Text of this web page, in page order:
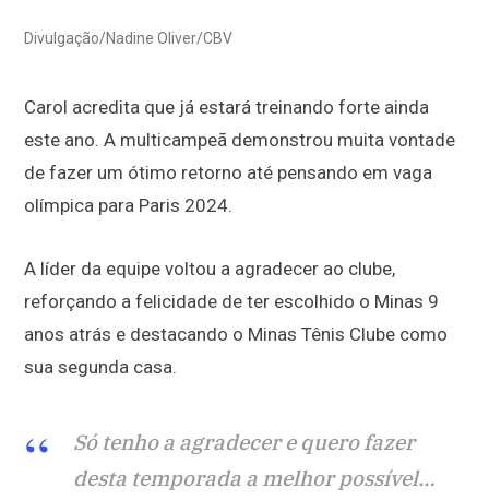
Divulgação/Nadine Oliver/CBV
Carol acredita que já estará treinando forte ainda
este ano. A multicampeã demonstrou muita vontade
de fazer um ótimo retorno até pensando em vaga
olímpica para Paris 2024.
A líder da equipe voltou a agradecer ao clube,
reforçando a felicidade de ter escolhido o Minas 9
anos atrás e destacando o Minas Tênis Clube como
sua segunda casa.
Só tenho a agradecer e quero fazer
desta temporada a melhor possível…